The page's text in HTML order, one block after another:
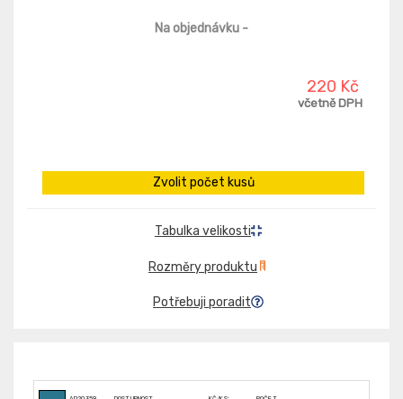
Na objednávku -
220 Kč
včetně DPH
Zvolit počet kusů
Tabulka velikosti
Rozměry produktu
Potřebuji poradit